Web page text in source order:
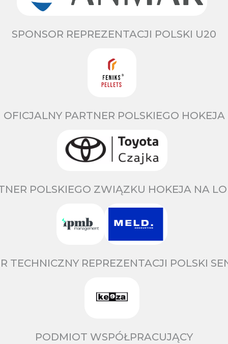
SPONSOR REPREZENTACJI POLSKI U20
OFICJALNY PARTNER POLSKIEGO HOKEJA
POLSKIEGO ZWIĄZKU HOKEJA NA
TECHNICZNY REPREZENTACJI POLSKI
PODMIOT WSPÓŁPRACUJĄCY